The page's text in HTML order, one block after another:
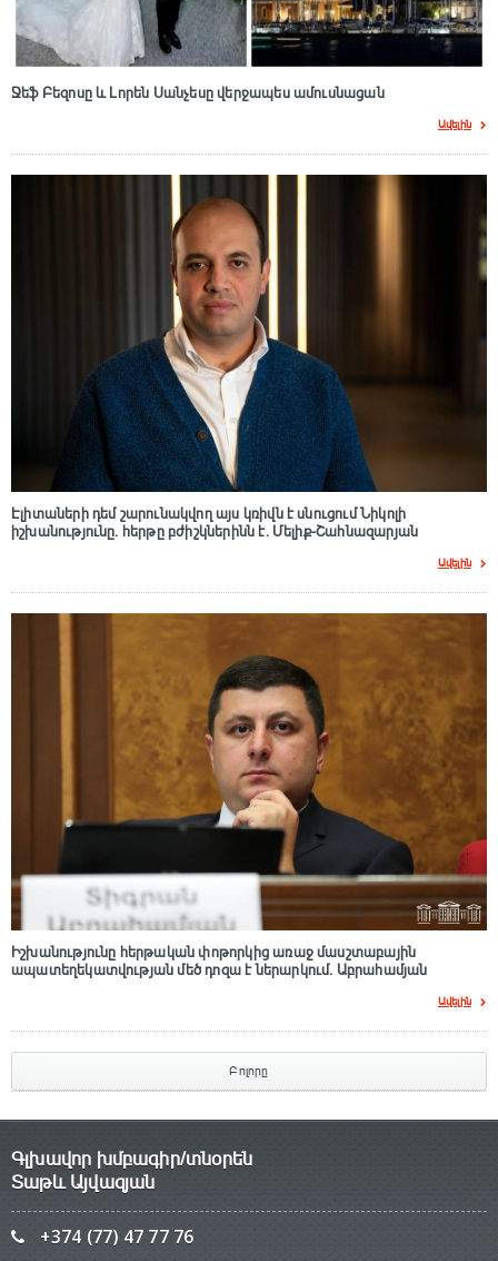
Ջեֆ Բեզոսը և Լորեն Սանչեսը վերջապես ամուսնացան
Ավելին
Էլիտաների դեմ շարունակվող այս կռիվն է սնուցում Նիկոլի
իշխանությունը. հերթը բժիշկներինն է. Մելիք-Շահնազարյան
Ավելին
Իշխանությունը հերթական փոթորկից առաջ մասշտաբային
ապատեղեկատվության մեծ դnզա է ներարկում․ Աբրահամյան
Ավելին
Բոլորը
Գլխավոր խմբագիր/տնօրեն
Տաթև Այվազյան
+374 (77) 47 77 76